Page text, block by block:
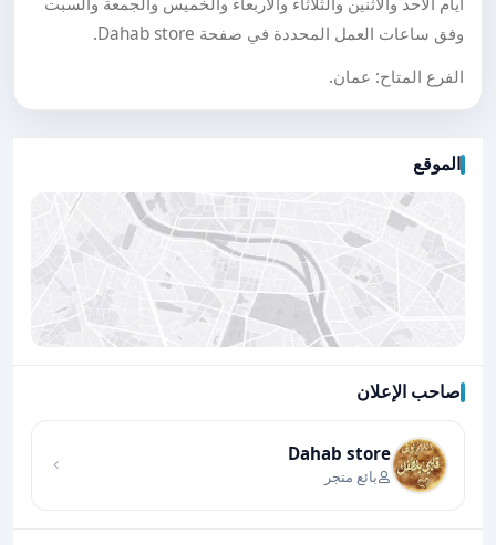
وفق ساعات العمل المحددة في صفحة Dahab store.
الفرع المتاح: عمان.
الموقع
صاحب الإعلان
Dahab store
بائع متجر